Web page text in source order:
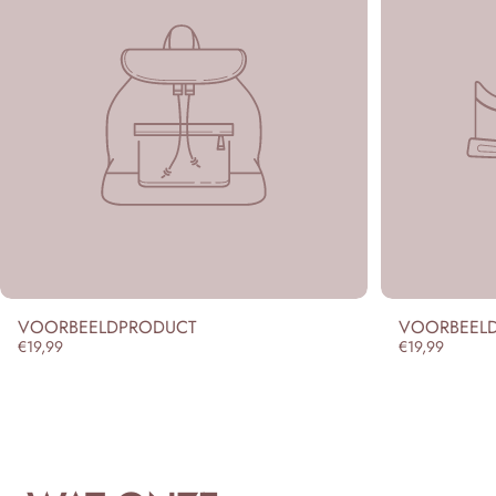
VOORBEELDPRODUCT
€19,99 €19,99